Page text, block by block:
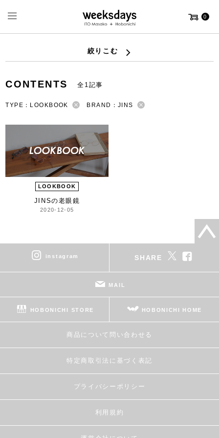
0
絞りこむ
CONTENTS 全1記事
TYPE：LOOKBOOK BRAND：JINS
LOOKBOOK
JINSの老眼鏡
2020-12-05
instagram SHARE
MAIL
HOBONICHI STORE HOBONICHI HOME
商品について問い合わせる
特定商取引法に基づく表記
プライバシーポリシー
利用規約